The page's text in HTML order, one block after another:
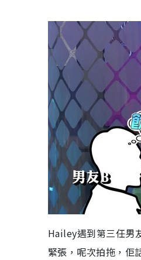
Hailey遇到第三任男
緊張，呢次拍拖，佢